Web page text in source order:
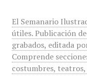
El Semanario
útiles. Publicación
grabados, editada
Comprende
costumbres,